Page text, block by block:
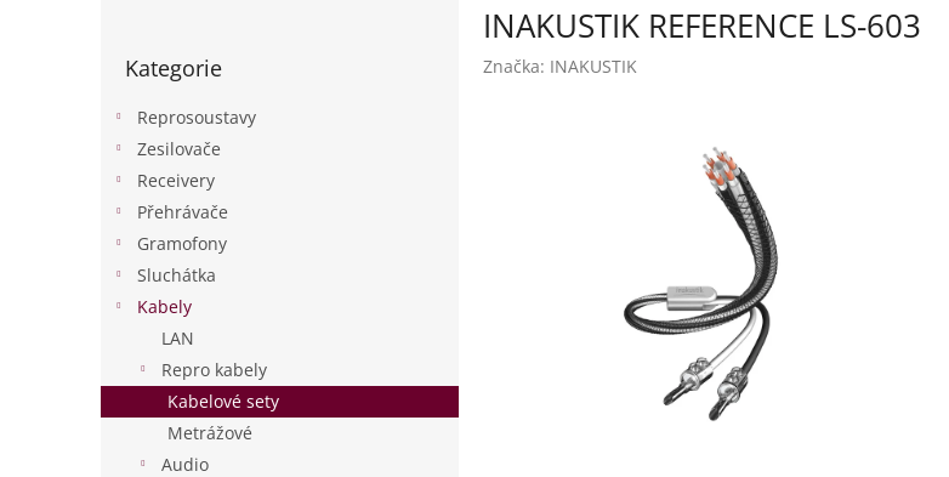
kategorie
Kategorie
Reprosoustavy
Zesilovače
Receivery
Přehrávače
Gramofony
Sluchátka
Kabely
LAN
Repro kabely
Kabelové sety
Metrážové
Audio
INAKUSTIK REFERENCE LS-603
Značka: INAKUSTIK